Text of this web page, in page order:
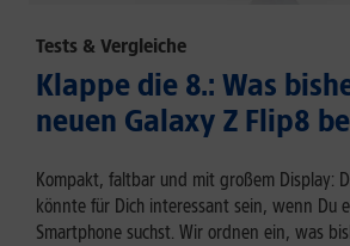
Tests & Vergleiche
Klappe die 8.: Was
neuen Galaxy Z Flip8
Kompakt, faltbar und mit großem Display:
könnte für Dich interessant sein, wenn Du
Smartphone suchst. Wir ordnen ein, was